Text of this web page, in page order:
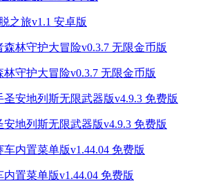
之旅v1.1 安卓版
守护大冒险v0.3.7 无限金币版
地列斯无限武器版v4.9.3 免费版
置菜单版v1.44.04 免费版